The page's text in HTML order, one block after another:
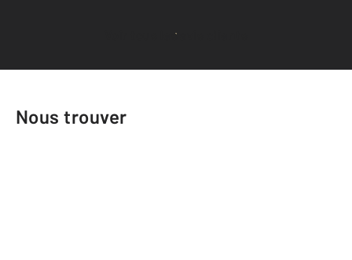
Voir tous les avis clients
Nous trouver